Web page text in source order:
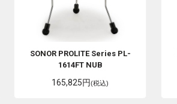
SONOR PROLITE Series PL-
1614FT NUB
165,825円(税込)